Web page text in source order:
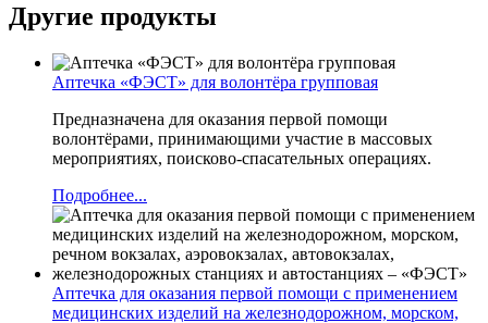
Другие продукты
Аптечка «ФЭСТ» для волонтёра групповая
Предназначена для оказания первой помощи
волонтёрами, принимающими участие в массовых
мероприятиях, поисково-спасательных операциях.
Подробнее...
Аптечка для оказания первой помощи с применением
медицинских изделий на железнодорожном, морском,